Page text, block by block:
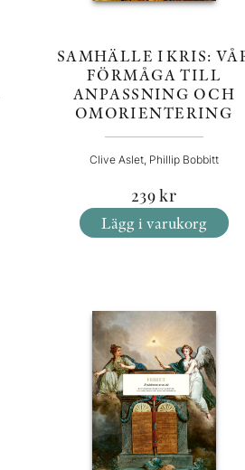
SAMHÄLLE I KRIS:
FÖRMÅGA TILL
ANPASSNING OCH
OMORIENTERING
Clive Aslet, Phillip Bobbitt
239kr
Lägg i varukorg